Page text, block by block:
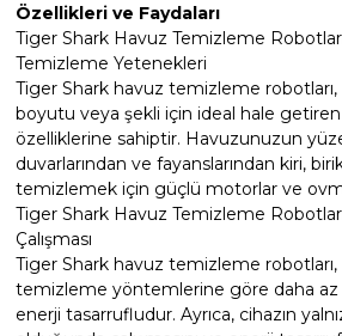
Havuz Güvenlik
Havuz
Kapağı
Havuz Pompa
Havuz
Özellikleri ve Faydaları
Tiger Shark Havuz Temizleme
Temizleme Yetenekleri
Tiger Shark havuz temizleme robotları,
boyutu veya şekli için ideal hale
özelliklerine sahiptir. Havuzunuzun
duvarlarından ve fayanslarından kiri,
temizlemek için güçlü motorlar ve ovma
Tiger Shark Havuz Temizleme
Çalışması
Tiger Shark havuz temizleme
temizleme yöntemlerine göre daha az
enerji tasarrufludur. Ayrıca, cihazın